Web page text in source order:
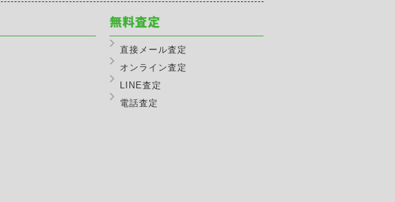
直接メール査定
オンライン査定
LINE査定
電話査定